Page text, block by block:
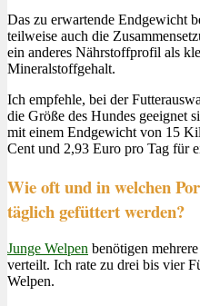
Das zu erwartende Endgewicht
teilweise auch die
ein anderes Nährstoffprofil als
Mineralstoffgehalt.
Ich empfehle, bei der
die Größe des Hundes geeignet
mit einem Endgewicht von 15
Cent und 2,93 Euro pro Tag für
Wie oft und in welchen
täglich gefüttert werden?
Junge Welpen benötigen
verteilt. Ich rate zu drei bis vier
Welpen.